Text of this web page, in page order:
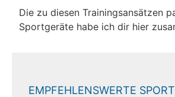
Die zu diesen Trainingsansätzen
Sportgeräte habe ich dir hier
EMPFEHLENSWERTE